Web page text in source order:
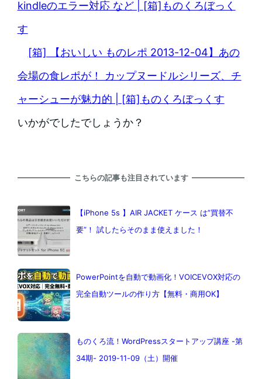
kindleのエラー対応 など | [箱]ものくろぼっく
す
[箱] 【おいしい ものレポ 2013-12-04】あの
会場の食レポが！ カップヌードルシリーズ、チ
ャーシューが魅力的 | [箱]ものくろぼっくす
いかがでしたでしょうか？
こちらの記事も注目されています
【iPhone 5s 】AIR JACKET ケース は”買替不
要”！ 試したらそのまま使えました！
PowerPointを自動で動画化！VOICEVOX対応の
完全自動ツールの作り方【無料・商用OK】
ものくろ流！WordPressスタートアップ講座 -第
34期- 2019-11-09（土）開催